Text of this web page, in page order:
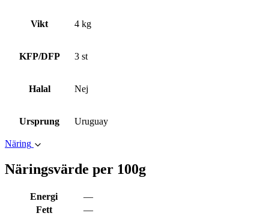
Vikt 4 kg
KFP/DFP 3 st
Halal Nej
Ursprung Uruguay
Näring
Näringsvärde per 100g
Energi
—
Fett
—